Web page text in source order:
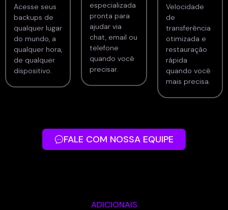
Acesse seus
backups de
qualquer lugar
do mundo, a
qualquer hora,
de qualquer
dispositivo.
especializada
pronta para
ajudar via
chat, email ou
telefone
quando você
precisar.
Velocidade
de
transferência
otimizada e
restauração
rápida
quando você
mais precisa.
FALE COM NOSSA EQUIPE
ADICIONAIS